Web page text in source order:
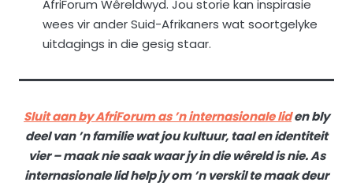
AfriForum Wêreldwyd. Jou storie kan inspirasie
wees vir ander Suid-Afrikaners wat soortgelyke
uitdagings in die gesig staar.
Sluit aan by AfriForum as ’n internasionale liden bly
deel van ’n familie wat jou kultuur, taal en identiteit
vier – maak nie saak waar jy in die wêreld is nie. As
internasionale lid help jy om ’n verskil te maak deur